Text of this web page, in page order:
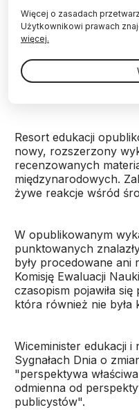
Zmiana punktacji za
naukowych ma
wiceminister edukacji
Bernacki. Dodał, że
Resort edukacji
nowy, rozszerzony
recenzowanych
międzynarodowych.
żywe reakcje wśród
W opublikowanym
punktowanych
były procedowane ani
Komisję Ewaluacji
czasopism pojawiła
która również nie była
Wiceminister edukacji
Sygnałach Dnia o
"perspektywa
odmienna od
publicystów".
Więcej o zasadach
Użytkownikowi prawach
więcej.